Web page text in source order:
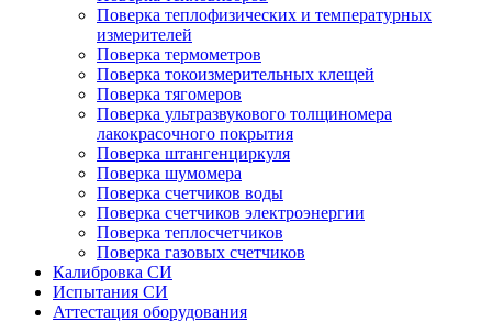
Поверка теплофизических и температурных
измерителей
Поверка термометров
Поверка токоизмерительных клещей
Поверка тягомеров
Поверка ультразвукового толщиномера
лакокрасочного покрытия
Поверка штангенциркуля
Поверка шумомера
Поверка счетчиков воды
Поверка счетчиков электроэнергии
Поверка теплосчетчиков
Поверка газовых счетчиков
Калибровка СИ
Испытания СИ
Аттестация оборудования